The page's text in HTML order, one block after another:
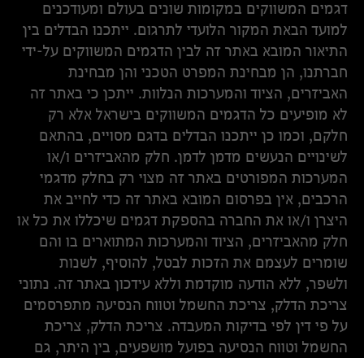
דגמים המשווקים במקומות שונים בעולם ומעודכנים
למועד הבאת המקור הלועדי לתרגום. ייתכנו הבדלים בין
התיאור המובא באתר זה לבין הדגמים המשווקים על-ידי
חברתנו, הן מבחינת המפרט הטכני והן מבחינת
האביזרים, הציוד והמערכות הנלוות. ייתכן כי באתר זה
לא מופיעים כל הדגמים המשווקים בישראל אלא רק
חלקם, וכמו כן ייתכנו הבדלים בדגם מסויים, בהתאם
לשינויים הנעשים מדמן לדמן. חלק מהאביזרים ו/או
המערכות המפורטים באתר זה מצוי רק בחלק מדגמי
הרכבים, אין בפרסום המובא באתר זה כדי לחייב את
היצרן ו/או את החברה בהספקת דגמים שיכללו את כל או
חלק מהאביזרים, הציוד והמערכות המתוארים בו והם
שומרים לעצמם את הזכות לבטל, להוסיף, לשנות
ולשפר, ללא הודעה מוקדמת וללא עידכון באתר זה. נתוני
צריכת הדלק, צריכת החשמל וטווח הנסיעה מתפרסמים
על פי דין לפי בדיקות המעבדה. צריכת הדלק, צריכת
החשמל וטווח הנסיעה בפועל מושפעים, בין היתר, גם